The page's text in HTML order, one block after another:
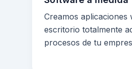
Creamos aplicaciones
escritorio totalmente
procesos de tu